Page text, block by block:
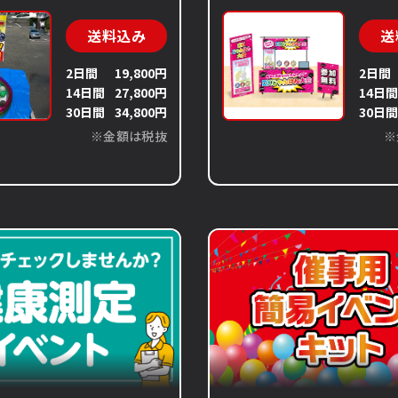
送料込み
2日間
19,800円
14日間
27,800円
30日間 34,800円
※金額は税抜
2日間
14日間
30日間
※